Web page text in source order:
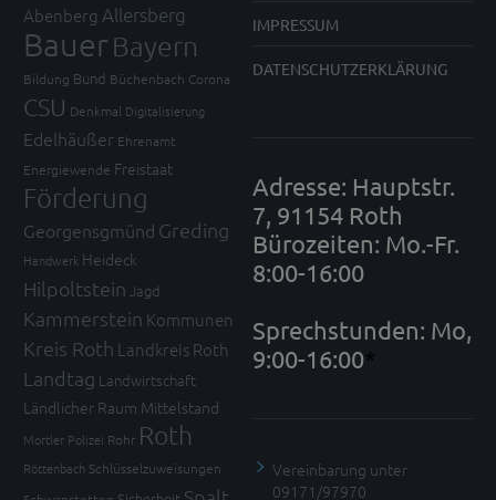
Abenberg Allersberg
Bauer Bayern
Bildung Bund Büchenbach Corona
CSU Denkmal Digitalisierung
Edelhäußer Ehrenamt
Energiewende Freistaat
Förderung
Georgensgmünd Greding
Handwerk Heideck
Hilpoltstein Jagd
Kammerstein Kommunen
Kreis Roth Landkreis Roth
Landtag Landwirtschaft
Ländlicher Raum Mittelstand
Mortler Polizei Rohr Roth
Röttenbach Schlüsselzuweisungen
IMPRESSUM
DATENSCHUTZERKLÄRUNG
Adresse: Hauptstr.
7, 91154 Roth
Bürozeiten: Mo.-Fr.
8:00-16:00
Sprechstunden: Mo,
9:00-16:00*
Vereinbarung unter
09171/97970